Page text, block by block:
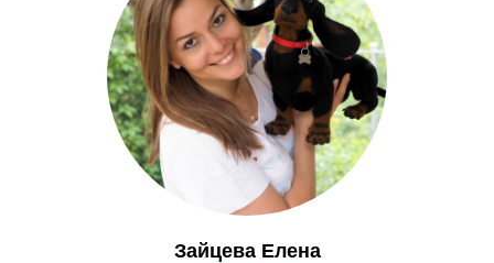
Зайцева Елена